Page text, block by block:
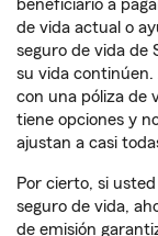
beneficiario a
de vida actual o
seguro de vida de
su vida
con una póliza de
tiene opciones y
ajustan a casi
Por cierto, si
seguro de vida,
de emisión